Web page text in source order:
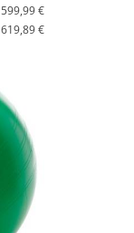
599,99 €
619,89 €